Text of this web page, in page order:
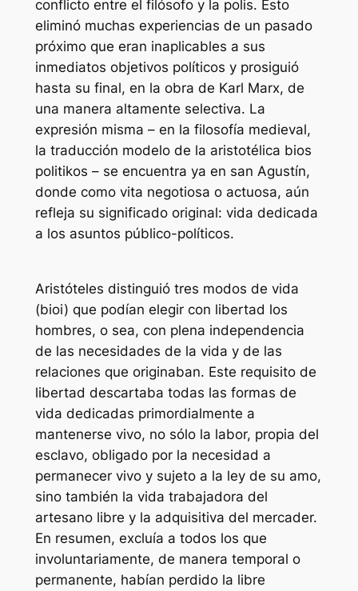
conflicto entre el filósofo y la polis. Esto
eliminó muchas experiencias de un pasado
próximo que eran inaplicables a sus
inmediatos objetivos políticos y prosiguió
hasta su final, en la obra de Karl Marx, de
una manera altamente selectiva. La
expresión misma – en la filosofía medieval,
la traducción modelo de la aristotélica bios
politikos – se encuentra ya en san Agustín,
donde como vita negotiosa o actuosa, aún
refleja su significado original: vida dedicada
a los asuntos público-políticos.
Aristóteles distinguió tres modos de vida
(bioi) que podían elegir con libertad los
hombres, o sea, con plena independencia
de las necesidades de la vida y de las
relaciones que originaban. Este requisito de
libertad descartaba todas las formas de
vida dedicadas primordialmente a
mantenerse vivo, no sólo la labor, propia del
esclavo, obligado por la necesidad a
permanecer vivo y sujeto a la ley de su amo,
sino también la vida trabajadora del
artesano libre y la adquisitiva del mercader.
En resumen, excluía a todos los que
involuntariamente, de manera temporal o
permanente, habían perdido la libre